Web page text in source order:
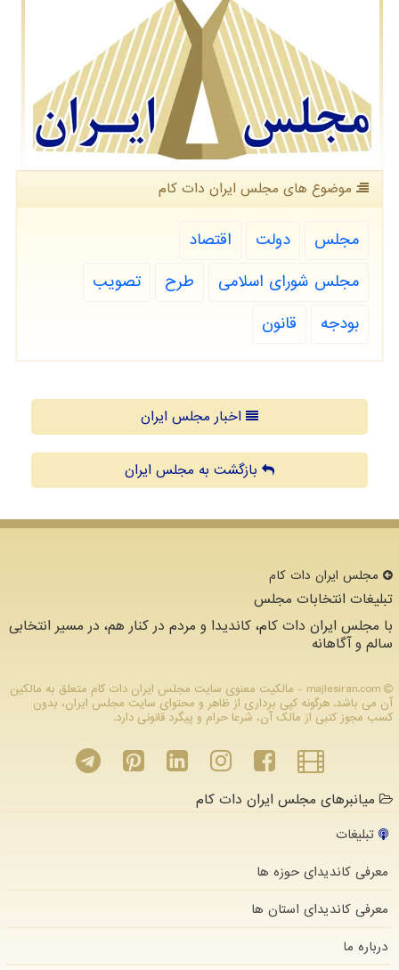
موضوع های مجلس ایران دات كام
مجلس دولت
اقتصاد
مجلس شورای اسلامی
طرح
تصویب
بودجه
قانون
اخبار مجلس ایران
بازگشت به مجلس ایران
مجلس ایران دات كام
تبلیغات انتخابات مجلس
با مجلس ایران دات کام، کاندیدا و مردم در کنار هم، در مسیر انتخابی
سالم و آگاهانه
majlesiran.com - مالکیت معنوی سایت مجلس ایران دات كام متعلق به مالکین
آن می باشد. هرگونه کپی برداری از ظاهر و محتوای سایت مجلس ایران، بدون
کسب مجوز کتبی از مالک آن، شرعا حرام و پیگرد قانونی دارد.
میانبرهای مجلس ایران دات کام
تبلیغات
معرفی کاندیدای حوزه ها
معرفی کاندیدای استان ها
درباره ما